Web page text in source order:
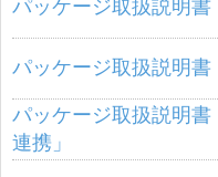
パッケージ取扱説明書
パッケージ取扱説明書
パッケージ取扱説明
連携」